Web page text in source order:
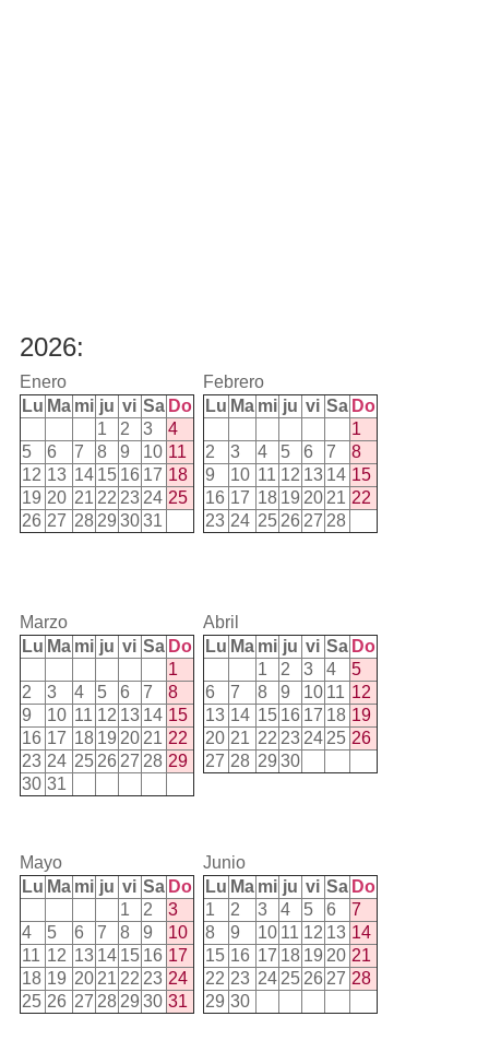
2026:
Enero
Lu Ma mi ju vi Sa Do
1
2 3
4
5
6 7 8 9 10 11
12 13 14 15 16 17 18
19 20 21 22 23 24 25
26 27 28 29 3031
Febrero
Lu Ma mi ju vi Sa Do
1
2
3 4 5 6 7
8
9
10 11 12 13 14 15
16 17 18 19 20 21 22
23 24 25 26 27 28
Marzo
Lu Ma mi ju vi Sa Do
1
2
3 4 5 6 7
8
9
10 11 12 13 14 15
16 17 18 19 20 21 22
23 24 25 26 27 28 29
30 31
Abril
Lu Ma mi ju vi Sa Do
1
2 3 4
5
6
7 8 9 10 11 12
13 14 15 16 17 18 19
20 21 22 23 24 25 26
27 28 29 30
Mayo
Lu Ma mi ju vi Sa Do
1
2
3
4
5 6 7 8 9
10
11 12 13 14 15 16 17
18 19 20 21 22 23 24
25 26 27 28 29 30 31
Junio
Lu Ma mi ju vi Sa Do
1
2 3 4 5 6
7
8
9 10 11 12 13 14
15 16 17 18 19 20 21
22 23 24 25 26 27 28
29 30